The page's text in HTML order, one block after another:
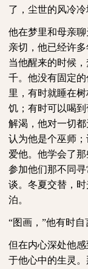
了，尘世的风冷冷
他在梦里和母亲
亲切，他已经许
当他醒来的时候
千。他没有固定
里，有时就睡在
饥；有时可以喝
解渴，他对一切
认为他是个巫师
爱他。他学会了
参加他们那不同
谈。冬夏交替，
泊。
“图画，”他有时
但在内心深处他
于他心中的生灵